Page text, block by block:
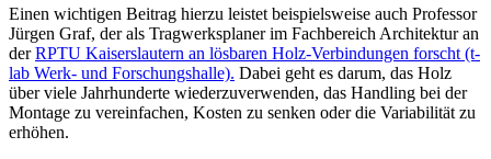
Einen wichtigen Beitrag hierzu leistet beispielsweise auch Professor
Jürgen Graf, der als Tragwerksplaner im Fachbereich Architektur an
derRPTU Kaiserslautern an lösbaren Holz-Verbindungen forscht (t-
lab Werk- und Forschungshalle). Dabei geht es darum, das Holz
über viele Jahrhunderte wiederzuverwenden, das Handling bei der
Montage zu vereinfachen, Kosten zu senken oder die Variabilität zu
erhöhen.